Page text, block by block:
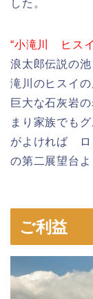
した。
“小滝川 ヒス
浪太郎伝説
滝川のヒスイ
巨大な石灰岩
まり家族でも
がよければ ロ
の第二展望台よ
ご利益